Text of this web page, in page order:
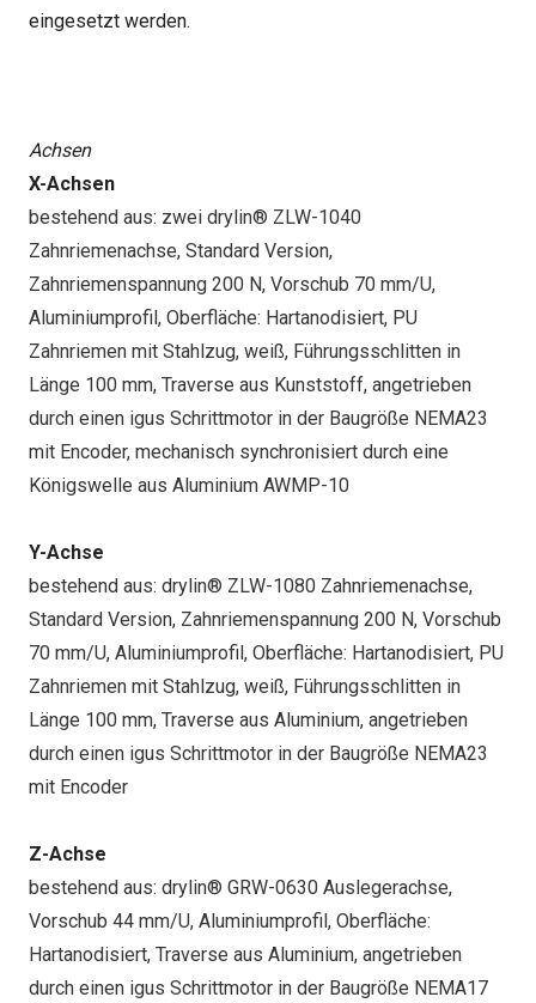
eingesetzt werden.
Achsen
X-Achsen
bestehend aus: zwei drylin® ZLW-1040
Zahnriemenachse, Standard Version,
Zahnriemenspannung 200 N, Vorschub 70 mm/U,
Aluminiumprofil, Oberfläche: Hartanodisiert, PU
Zahnriemen mit Stahlzug, weiß, Führungsschlitten in
Länge 100 mm, Traverse aus Kunststoff, angetrieben
durch einen igus Schrittmotor in der Baugröße NEMA23
mit Encoder, mechanisch synchronisiert durch eine
Königswelle aus Aluminium AWMP-10
Y-Achse
bestehend aus: drylin® ZLW-1080 Zahnriemenachse,
Standard Version, Zahnriemenspannung 200 N, Vorschub
70 mm/U, Aluminiumprofil, Oberfläche: Hartanodisiert, PU
Zahnriemen mit Stahlzug, weiß, Führungsschlitten in
Länge 100 mm, Traverse aus Aluminium, angetrieben
durch einen igus Schrittmotor in der Baugröße NEMA23
mit Encoder
Z-Achse
bestehend aus: drylin® GRW-0630 Auslegerachse,
Vorschub 44 mm/U, Aluminiumprofil, Oberfläche:
Hartanodisiert, Traverse aus Aluminium, angetrieben
durch einen igus Schrittmotor in der Baugröße NEMA17